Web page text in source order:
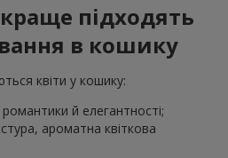
підходять
в кошику
квіти у кошику:
й елегантності;
ароматна квіткова